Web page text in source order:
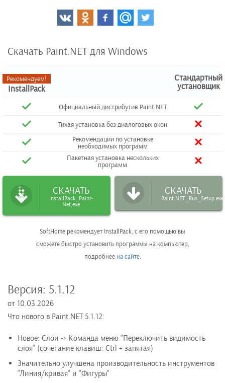
Скачать Paint.NET для Windows
Рекомендуем!
InstallPack
Стандартный
установщик
Официальный дистрибутив Paint.NET
Тихая установка без диалоговых окон
Рекомендации по установке
необходимых программ
Пакетная установка нескольких
программ
СКАЧАТЬ
InstallPack_Paint-
Net.exe
СКАЧАТЬ
Paint.NET_Rus_Setup.exe
SoftHome рекомендует InstallPack, с его помощью вы
сможете быстро установить программы на компьютер,
подробнее на сайте.
Версия: 5.1.12
от 10.03.2026
Что нового в Paint.NET 5.1.12:
Новое: Слои -> Команда меню "Переключить видимость
слоя" (сочетание клавиш: Ctrl + запятая)
Значительно улучшена производительность инструментов
"Линия/кривая" и "Фигуры"